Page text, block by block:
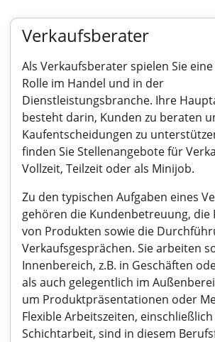
Verkaufsberater
Als Verkaufsberater spielen Sie
Rolle im Handel und in der
Dienstleistungsbranche. Ihre
besteht darin, Kunden zu beraten
Kaufentscheidungen zu
finden Sie Stellenangebote für
Vollzeit, Teilzeit oder als Minijob.
Zu den typischen Aufgaben eines
gehören die Kundenbetreuung, die
von Produkten sowie die
Verkaufsgesprächen. Sie arbeiten
Innenbereich, z.B. in Geschäften
als auch gelegentlich im
um Produktpräsentationen oder
Flexible Arbeitszeiten,
Schichtarbeit, sind in diesem